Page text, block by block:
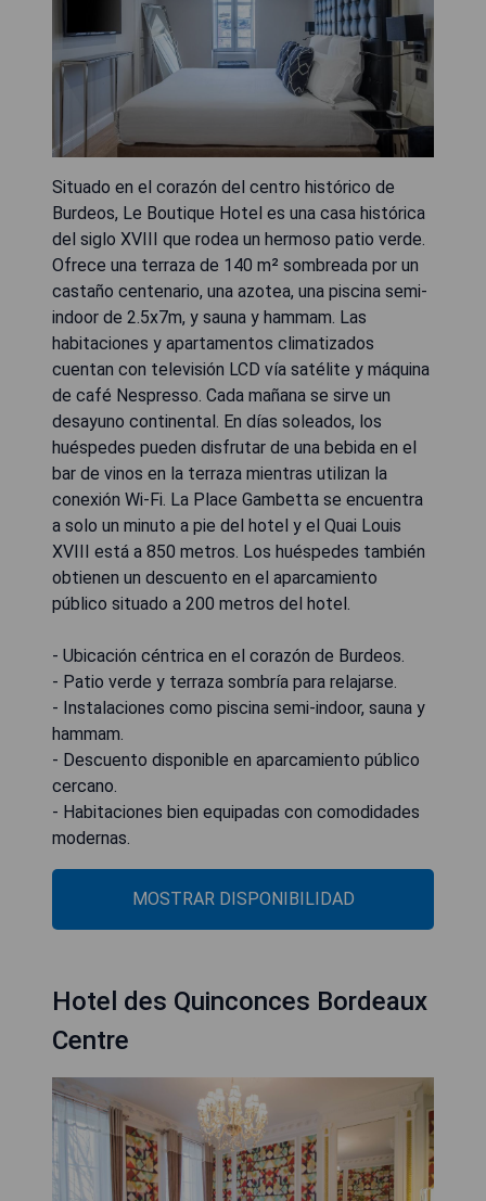
Situado en el corazón del centro histórico de
Burdeos, Le Boutique Hotel es una casa histórica
del siglo XVIII que rodea un hermoso patio verde.
Ofrece una terraza de 140 m² sombreada por un
castaño centenario, una azotea, una piscina semi-
indoor de 2.5x7m, y sauna y hammam. Las
habitaciones y apartamentos climatizados
cuentan con televisión LCD vía satélite y máquina
de café Nespresso. Cada mañana se sirve un
desayuno continental. En días soleados, los
huéspedes pueden disfrutar de una bebida en el
bar de vinos en la terraza mientras utilizan la
conexión Wi-Fi. La Place Gambetta se encuentra
a solo un minuto a pie del hotel y el Quai Louis
XVIII está a 850 metros. Los huéspedes también
obtienen un descuento en el aparcamiento
público situado a 200 metros del hotel.
- Ubicación céntrica en el corazón de Burdeos.
- Patio verde y terraza sombría para relajarse.
- Instalaciones como piscina semi-indoor, sauna y
hammam.
- Descuento disponible en aparcamiento público
cercano.
- Habitaciones bien equipadas con comodidades
modernas.
MOSTRAR DISPONIBILIDAD
Hotel des Quinconces Bordeaux
Centre